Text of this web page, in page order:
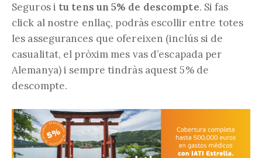
Seguros i tu tens un 5% de descompte. Si fas
click al nostre enllaç, podràs escollir entre totes
les assegurances que ofereixen (inclús si de
casualitat, el pròxim mes vas d’escapada per
Alemanya) i sempre tindràs aquest 5% de
descompte.